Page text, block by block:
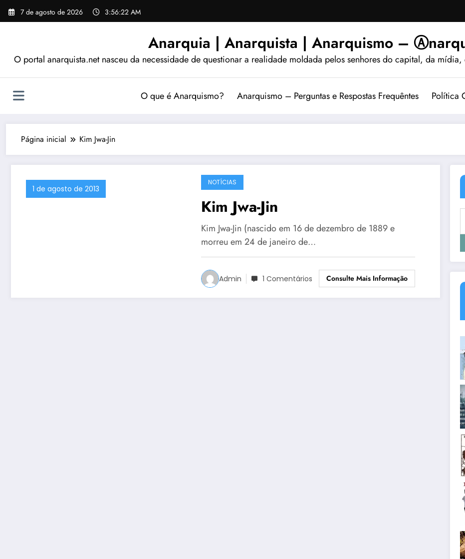
Pular
para
7 de agosto de 2026 3:56:23 AM
Anarquia | Anarquista | Anarquismo –
O portal anarquista.net nasceu da necessidade de questionar a realidade moldada pelos senhores do capital, da
O que é Anarquismo? Anarquismo – Perguntas e Respostas Frequêntes Política
Página inicial Kim Jwa-Jin
1 de agosto de 2013
NOTÍCIAS
Kim Jwa-Jin
Kim Jwa-Jin (nascido em 16 de dezembro de 1889 e
morreu em 24 de janeiro de…
Admin 1 Comentários Consulte Mais Informação